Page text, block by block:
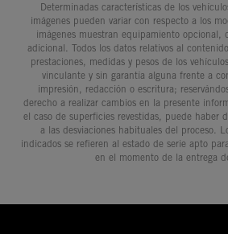
Determinadas características de los
imágenes pueden variar con respecto a los
imágenes muestran equipamiento opcional,
adicional. Todos los datos relativos al
prestaciones, medidas y pesos de los
vinculante y sin garantía alguna frente a
impresión, redacción o escritura;
derecho a realizar cambios en la presente
el caso de superficies revestidas, puede haber
a las desviaciones habituales del proceso.
indicados se refieren al estado de serie apto
en el momento de la entrega